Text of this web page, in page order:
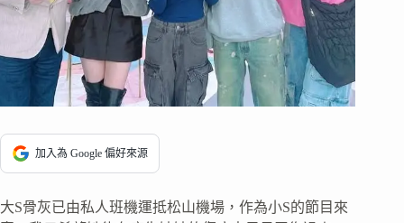
加入為 Google 偏好來源
大S骨灰已由私人班機運抵松山機場，作為小S的節目來